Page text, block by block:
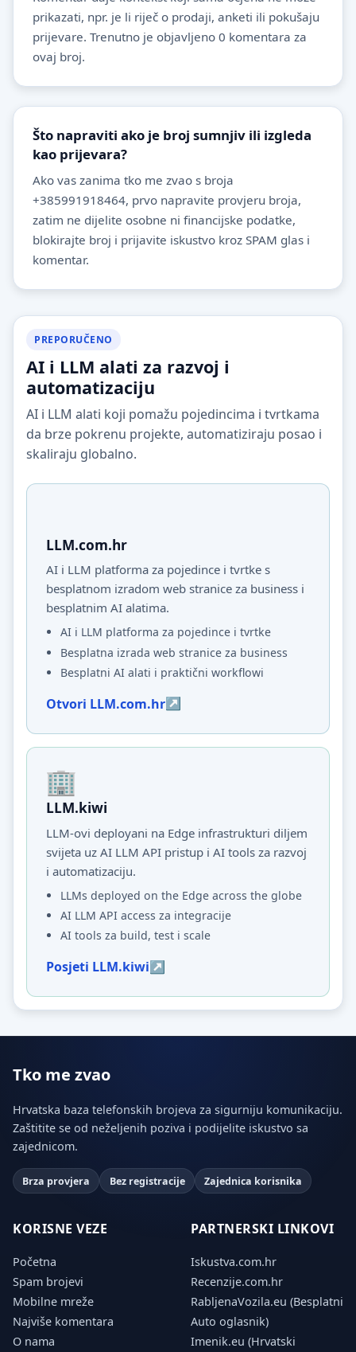
prikazati, npr. je li riječ o prodaji, anketi ili pokušaju
prijevare. Trenutno je objavljeno 0 komentara za
ovaj broj.
Što napraviti ako je broj sumnjiv ili izgleda
kao prijevara?
Ako vas zanima tko me zvao s broja
+385991918464, prvo napravite provjeru broja,
zatim ne dijelite osobne ni financijske podatke,
blokirajte broj i prijavite iskustvo kroz SPAM glas i
komentar.
PREPORUČENO
AI i LLM alati za razvoj i
automatizaciju
AI i LLM alati koji pomažu pojedincima i tvrtkama
da brze pokrenu projekte, automatiziraju posao i
skaliraju globalno.
LLM.com.hr
AI i LLM platforma za pojedince i tvrtke s
besplatnom izradom web stranice za business i
besplatnim AI alatima.
AI i LLM platforma za pojedince i tvrtke
Besplatna izrada web stranice za business
Besplatni AI alati i praktični workflowi
Otvori LLM.com.hr
LLM.kiwi
LLM-ovi deployani na Edge infrastrukturi diljem
svijeta uz AI LLM API pristup i AI tools za razvoj
i automatizaciju.
LLMs deployed on the Edge across the globe
AI LLM API access za integracije
AI tools za build, test i scale
Posjeti LLM.kiwi
Tko me zvao
Hrvatska baza telefonskih brojeva za sigurniju komunikaciju.
Zaštitite se od neželjenih poziva i podijelite iskustvo sa
zajednicom.
Brza provjera Bez registracije Zajednica korisnika
KORISNE VEZE
Početna
Spam brojevi
Mobilne mreže
Najviše komentara
O nama
PARTNERSKI LINKOVI
Iskustva.com.hr
Recenzije.com.hr
RabljenaVozila.eu (Besplatni
Auto oglasnik)
Imenik.eu (Hrvatski